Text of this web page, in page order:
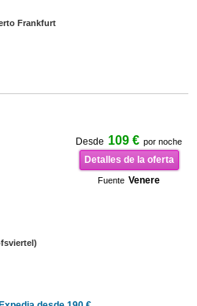
Frankfurt
Desde 109 € por noche
Detalles de la oferta
Fuente Venere